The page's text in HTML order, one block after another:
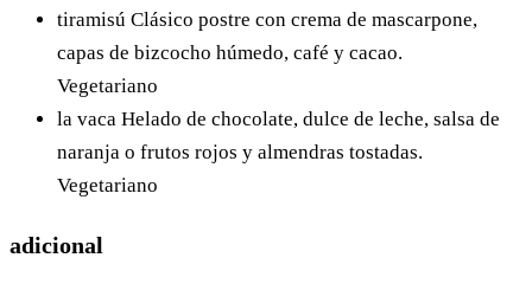
tiramisú Clásico postre con crema de mascarpone,
capas de bizcocho húmedo, café y cacao.
Vegetariano
la vaca Helado de chocolate, dulce de leche, salsa de
naranja o frutos rojos y almendras tostadas.
Vegetariano
adicional